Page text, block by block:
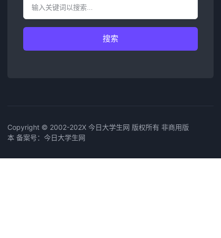
搜索
Copyright © 2002-202X 今日大学生网 版权所有 非商用版
本 备案号： 今日大学生网